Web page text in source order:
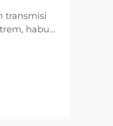
transmisi
habuk,